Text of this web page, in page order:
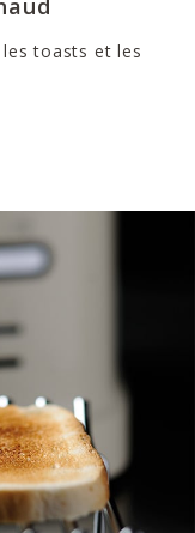
toasts et les